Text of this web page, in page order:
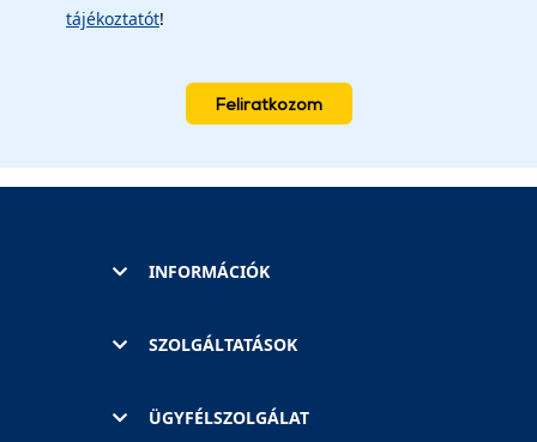
tájékoztatót!
Feliratkozom
INFORMÁCIÓK
SZOLGÁLTATÁSOK
ÜGYFÉLSZOLGÁLAT